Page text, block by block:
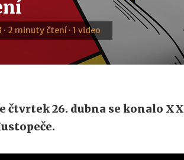
· 2 minuty čtení · 1 video
čtvrtek 26. dubna se konalo